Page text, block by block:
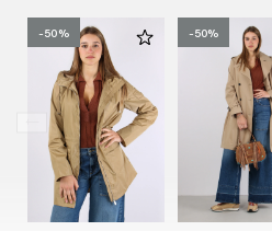
-50% -50%